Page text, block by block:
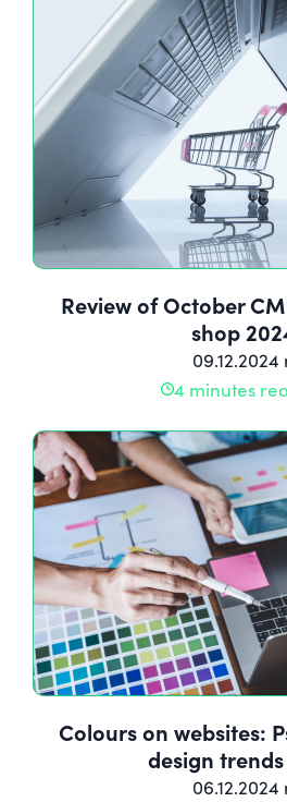
Review of October
shop
09.12.2024
4 minutes
Colours on websites:
design
06.12.2024